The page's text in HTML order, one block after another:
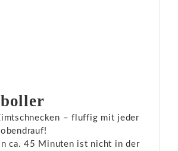
– fluffig mit jeder
ca. 45 Minuten ist nicht in der